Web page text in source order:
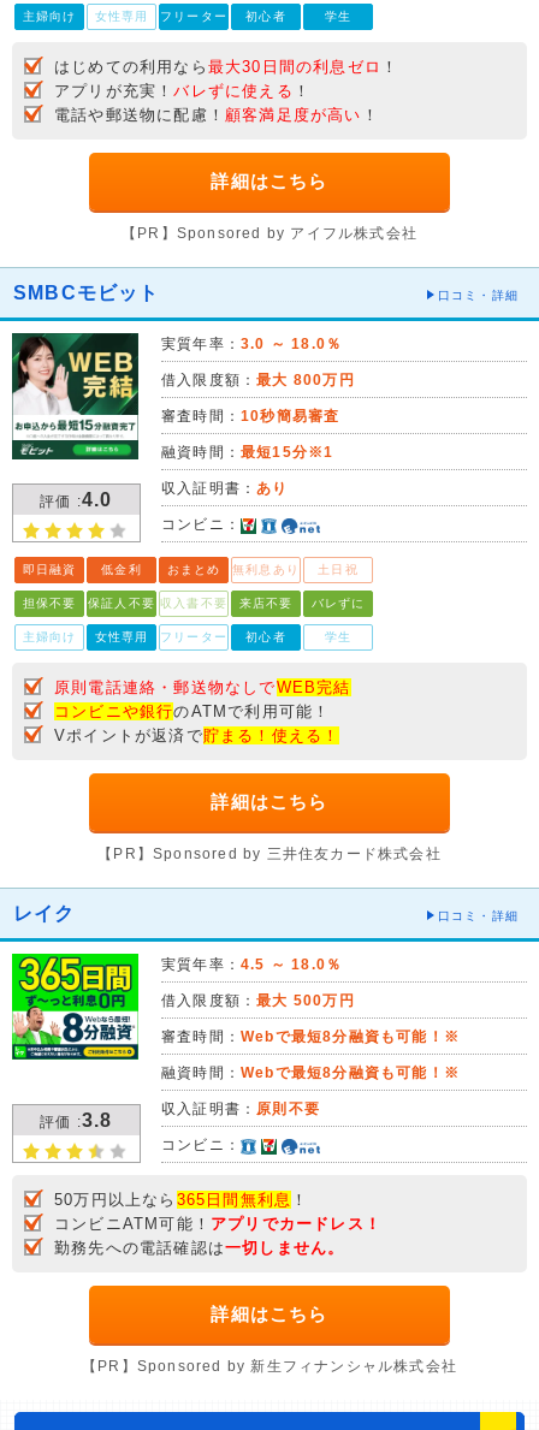
主婦向け 女性専用 フリーター 初心者 学生
はじめての利用なら 最大30日間の利息ゼロ ！
アプリが充実！バレずに使える ！
電話や郵送物に配慮！ 顧客満足度が高い ！
詳細はこちら
【PR】Sponsored by アイフル株式会社
SMBCモビット 口コミ・詳細
評価 :4.0
実質年率： 3.0 ～ 18.0％
借入限度額：最大 800万円
審査時間： 10秒簡易審査
融資時間： 最短15分※1
収入証明書：あり
コンビニ：
即日融資 低金利 おまとめ 無利息あり 土日祝
担保不要 保証人不要 収入書不要 来店不要 バレずに
主婦向け 女性専用 フリーター 初心者 学生
原則電話連絡・郵送物なしでWEB完結
コンビニや銀行のATMで利用可能！
Vポイントが返済で貯まる！使える！
詳細はこちら
【PR】Sponsored by 三井住友カード株式会社
レイク 口コミ・詳細
評価 :3.8
実質年率： 4.5 ～ 18.0％
借入限度額：最大 500万円
審査時間： Webで最短8分融資も可能！※
融資時間： Webで最短8分融資も可能！※
収入証明書： 原則不要
コンビニ：
50万円以上なら 365日間無利息 ！
コンビニATM可能！ アプリでカードレス！
勤務先への電話確認は一切しません。
詳細はこちら
【PR】Sponsored by 新生フィナンシャル株式会社